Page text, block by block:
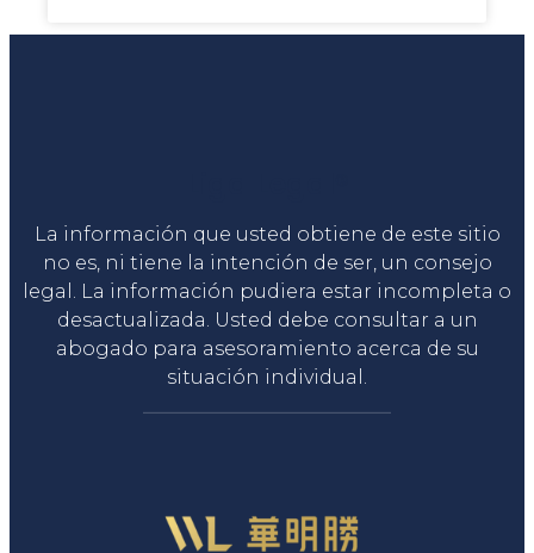
La información que usted obtiene de este sitio
no es, ni tiene la intención de ser, un consejo
legal. La información pudiera estar incompleta o
desactualizada. Usted debe consultar a un
abogado para asesoramiento acerca de su
situación individual.